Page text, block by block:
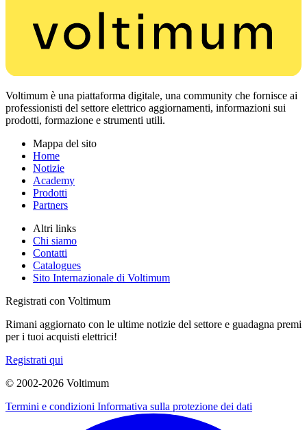
Voltimum è una piattaforma digitale, una community che fornisce ai
professionisti del settore elettrico aggiornamenti, informazioni sui
prodotti, formazione e strumenti utili.
Mappa del sito
Home
Notizie
Academy
Prodotti
Partners
Altri links
Chi siamo
Contatti
Catalogues
Sito Internazionale di Voltimum
Registrati con Voltimum
Rimani aggiornato con le ultime notizie del settore e guadagna premi
per i tuoi acquisti elettrici!
Registrati qui
© 2002-2026 Voltimum
Termini e condizioni Informativa sulla protezione dei dati